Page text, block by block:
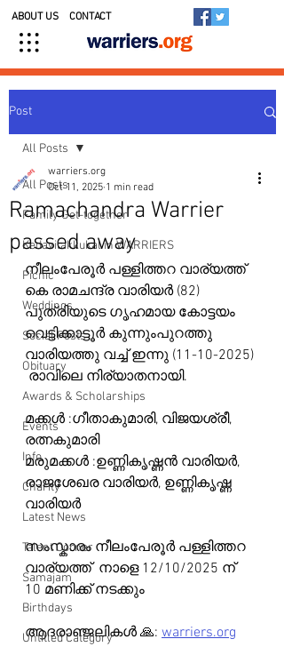
ABOUT US CONTACT
Post
All Posts
Family Get-together
Kedavilakkukal in WARRIERS
Picnic
Weddings
Social Posts
Obituary
Awards & Scholarships
Events
Info
Charity
Latest News
Talent Corner
Samajam
Birthdays
Untitled Category
All Posts
Ramachandra Warrier
passed away
warriers.org
Oct 11, 2025 1 min read
നീലംപേരൂർ പള്ളിത്തറ വാര്യത്ത്
കെ രാമചന്ദ്ര വാരിയർ (82)
പുത്രിയുടെ ഗൃഹമായ കോട്ടയം
വെട്ടിക്കാട്ടൂർ കുന്നുംപുറത്തു
വാരിയത്തു വച്ച് ഇന്നു (11-10-2025)
രാവിലെ നിര്യാതനായി.
മക്കൾ :ഗീതാകുമാരി, വിജയശ്രീ,
രത്നകുമാരി
മരുമക്കൾ :ഉണ്ണികൃഷ്ണൻ വാരിയർ,
രാജശേഖര വാരിയർ, ഉണ്ണികൃഷ്ണ
വാരിയർ
സംസ്കാരം നീലംപേരൂർ പള്ളിത്തറ
വാര്യത്ത്  നാളെ 12/10/2025 ന്
10 മണിക്ക് നടക്കും
ആദരാഞ്ജലികൾ 🙏: warriers.org